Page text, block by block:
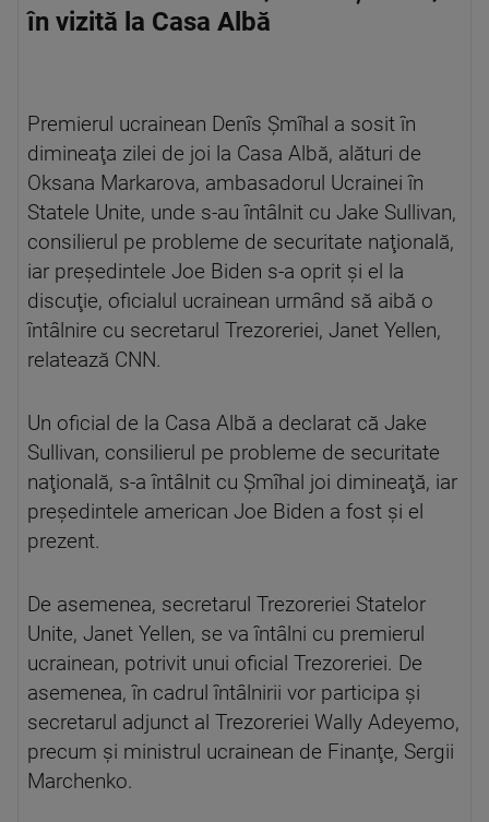
în vizită la Casa Albă
Premierul ucrainean Denîs Şmîhal a sosit în
dimineaţa zilei de joi la Casa Albă, alături de
Oksana Markarova, ambasadorul Ucrainei în
Statele Unite, unde s-au întâlnit cu Jake Sullivan,
consilierul pe probleme de securitate naţională,
iar preşedintele Joe Biden s-a oprit şi el la
discuţie, oficialul ucrainean urmând să aibă o
întâlnire cu secretarul Trezoreriei, Janet Yellen,
relatează CNN.
Un oficial de la Casa Albă a declarat că Jake
Sullivan, consilierul pe probleme de securitate
naţională, s-a întâlnit cu Şmîhal joi dimineaţă, iar
preşedintele american Joe Biden a fost şi el
prezent.
De asemenea, secretarul Trezoreriei Statelor
Unite, Janet Yellen, se va întâlni cu premierul
ucrainean, potrivit unui oficial Trezoreriei. De
asemenea, în cadrul întâlnirii vor participa şi
secretarul adjunct al Trezoreriei Wally Adeyemo,
precum şi ministrul ucrainean de Finanţe, Sergii
Marchenko.